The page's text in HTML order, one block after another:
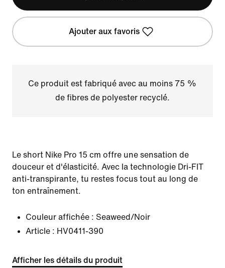
Ajouter aux favoris
Ce produit est fabriqué avec au moins 75 %
de fibres de polyester recyclé.
Le short Nike Pro 15 cm offre une sensation de
douceur et d'élasticité. Avec la technologie Dri-FIT
anti-transpirante, tu restes focus tout au long de
ton entraînement.
Couleur affichée : Seaweed/Noir
Article : HV0411-390
Afficher les détails du produit